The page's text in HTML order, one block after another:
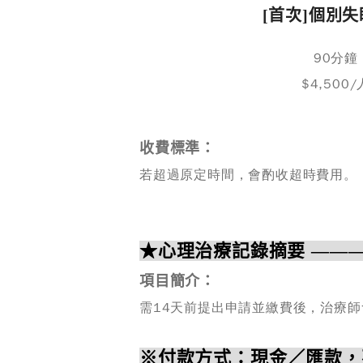
[首次]個別失
90分鐘
$4,500/
收費標準：
若超過原定時間，會酌收超時費用。
★心理治療記錄摘要
項目簡介：
需14天前提出申請並繳費後，治療
※付款方式：現金／匯款